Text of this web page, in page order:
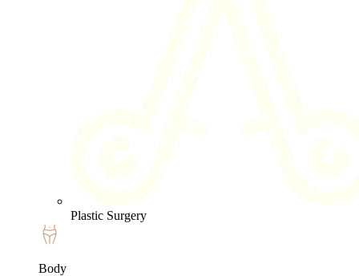
Plastic Surgery
Body